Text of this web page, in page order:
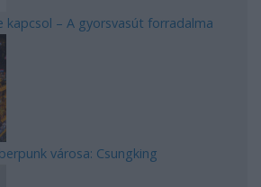
kapcsol – A gyorsvasút forradalma
városa: Csungking